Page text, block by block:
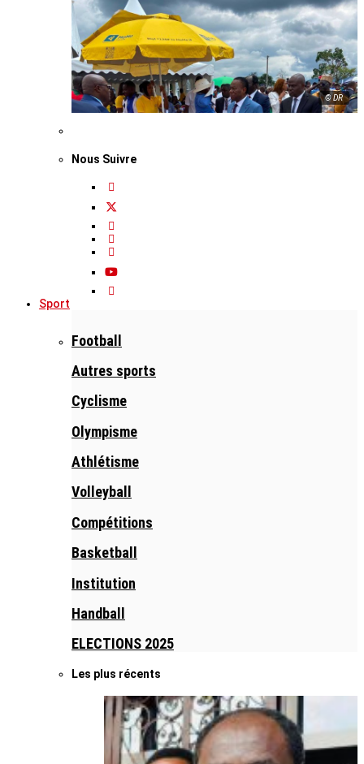
© DR
Nous Suivre
Sport
Football
Autres sports
Cyclisme
Olympisme
Athlétisme
Volleyball
Compétitions
Basketball
Institution
Handball
ELECTIONS 2025
Les plus récents